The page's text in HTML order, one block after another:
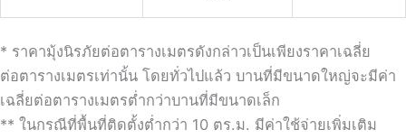
* ราคามุ้งนิรภัยต่อตารางเมตรดังกล่าวเป็นเพียงราคาเฉลี่ย
ต่อตารางเมตรเท่านั้น โดยทั่วไปแล้ว บานที่มีขนาดใหญ่จะมีค่า
เฉลี่ยต่อตารางเมตรต่ำกว่าบานที่มีขนาดเล็ก
** ในกรณีที่พื้นที่ติดตั้งต่ำกว่า 10 ตร.ม. มีค่าใช้จ่ายเพิ่มเติม